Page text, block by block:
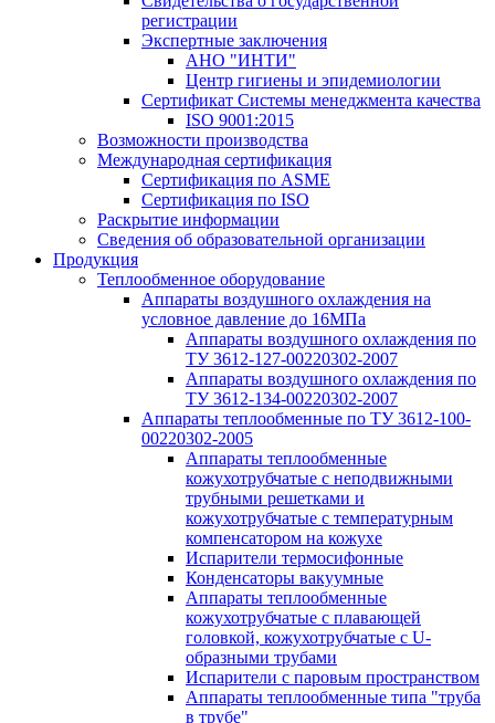
регистрации
Экспертные заключения
АНО "ИНТИ"
Центр гигиены и эпидемиологии
Сертификат Системы менеджмента качества
ISO 9001:2015
Возможности производства
Международная сертификация
Сертификация по ASME
Сертификация по ISO
Раскрытие информации
Сведения об образовательной организации
Продукция
Теплообменное оборудование
Аппараты воздушного охлаждения на
условное давление до 16МПа
Аппараты воздушного охлаждения по
ТУ 3612-127-00220302-2007
Аппараты воздушного охлаждения по
ТУ 3612-134-00220302-2007
Аппараты теплообменные по ТУ 3612-100-
00220302-2005
Аппараты теплообменные
кожухотрубчатые с неподвижными
трубными решетками и
кожухотрубчатые с температурным
компенсатором на кожухе
Испарители термосифонные
Конденсаторы вакуумные
Аппараты теплообменные
кожухотрубчатые с плавающей
головкой, кожухотрубчатые с U-
образными трубами
Испарители с паровым пространством
Аппараты теплообменные типа "труба
в трубе"